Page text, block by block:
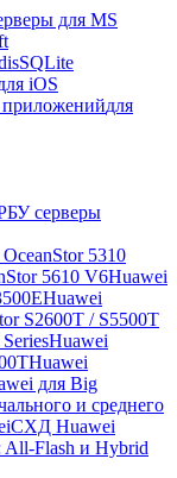
для MS
SQLite
iOS
приложенийдля
БУ серверы
5310
5610 V6Huawei
Huawei
S2600T / S5500T
Huawei
Huawei
для Big
и среднего
СХД Huawei
Flash и Hybrid